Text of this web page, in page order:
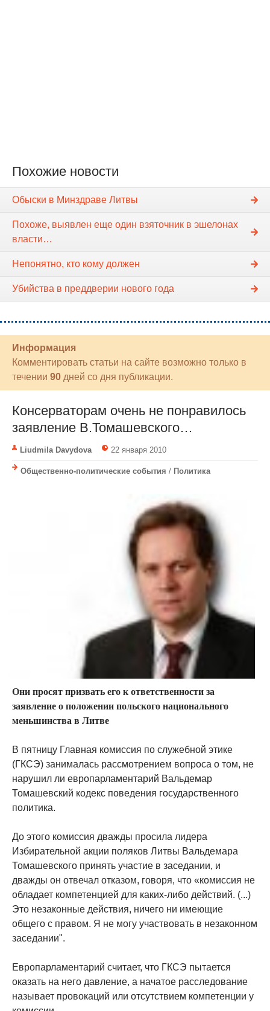
Похожие новости
Обыски в Минздраве Литвы
Похоже, выявлен еще один взяточник в эшелонах
власти…
Непонятно, кто кому должен
Убийства в преддверии нового года
Информация
Комментировать статьи на сайте возможно только в
течении 90 дней со дня публикации.
Консерваторам очень не понравилось
заявление В.Томашевского…
Liudmila Davydova 22 января 2010
Общественно-политические события / Политика
Они просят призвать его к ответственности за
заявление о положении польского национального
меньшинства в Литве
В пятницу Главная комиссия по служебной этике
(ГКСЭ) занималась рассмотрением вопроса о том, не
нарушил ли европарламентарий Вальдемар
Томашевский кодекс поведения государственного
политика.
До этого комиссия дважды просила лидера
Избирательной акции поляков Литвы Вальдемара
Томашевского принять участие в заседании, и
дважды он отвечал отказом, говоря, что «комиссия не
обладает компетенцией для каких-либо действий. (...)
Это незаконные действия, ничего ни имеющие
общего с правом. Я не могу участвовать в незаконном
заседании".
Европарламентарий считает, что ГКСЭ пытается
оказать на него давление, а начатое расследование
называет провокаций или отсутствием компетенции у